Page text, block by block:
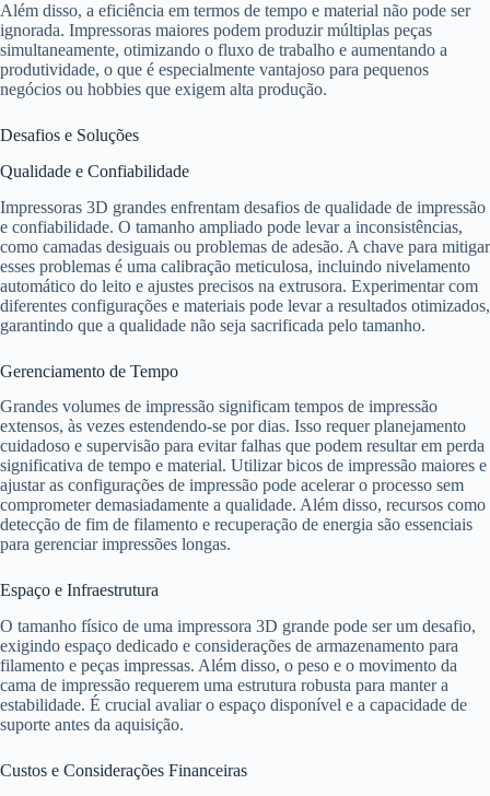
Além disso, a eficiência em termos de tempo e material não pode ser
ignorada. Impressoras maiores podem produzir múltiplas peças
simultaneamente, otimizando o fluxo de trabalho e aumentando a
produtividade, o que é especialmente vantajoso para pequenos
negócios ou hobbies que exigem alta produção.
Desafios e Soluções
Qualidade e Confiabilidade
Impressoras 3D grandes enfrentam desafios de qualidade de impressão
e confiabilidade. O tamanho ampliado pode levar a inconsistências,
como camadas desiguais ou problemas de adesão. A chave para mitigar
esses problemas é uma calibração meticulosa, incluindo nivelamento
automático do leito e ajustes precisos na extrusora. Experimentar com
diferentes configurações e materiais pode levar a resultados otimizados,
garantindo que a qualidade não seja sacrificada pelo tamanho.
Gerenciamento de Tempo
Grandes volumes de impressão significam tempos de impressão
extensos, às vezes estendendo-se por dias. Isso requer planejamento
cuidadoso e supervisão para evitar falhas que podem resultar em perda
significativa de tempo e material. Utilizar bicos de impressão maiores e
ajustar as configurações de impressão pode acelerar o processo sem
comprometer demasiadamente a qualidade. Além disso, recursos como
detecção de fim de filamento e recuperação de energia são essenciais
para gerenciar impressões longas.
Espaço e Infraestrutura
O tamanho físico de uma impressora 3D grande pode ser um desafio,
exigindo espaço dedicado e considerações de armazenamento para
filamento e peças impressas. Além disso, o peso e o movimento da
cama de impressão requerem uma estrutura robusta para manter a
estabilidade. É crucial avaliar o espaço disponível e a capacidade de
suporte antes da aquisição.
Custos e Considerações Financeiras